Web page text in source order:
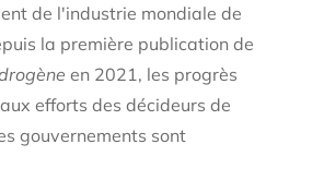
de l'industrie mondiale de
la première publication de
en 2021, les progrès
efforts des décideurs de
gouvernements sont